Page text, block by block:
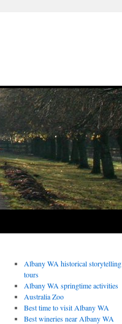
Albany WA historical storytelling
tours
Albany WA springtime activities
Australia Zoo
Best time to visit Albany WA
Best wineries near Albany WA